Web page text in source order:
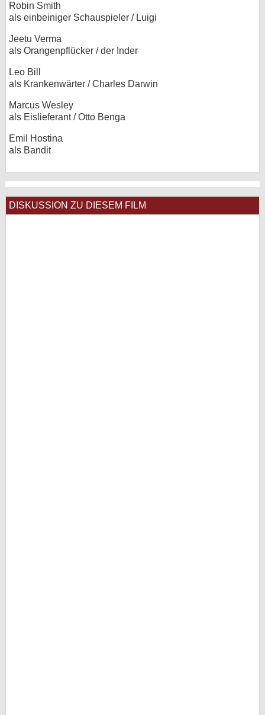
Robin Smith
als einbeiniger Schauspieler / Luigi
Jeetu Verma
als Orangenpflücker / der Inder
Leo Bill
als Krankenwärter / Charles Darwin
Marcus Wesley
als Eislieferant / Otto Benga
Emil Hostina
als Bandit
DISKUSSION ZU DIESEM FILM